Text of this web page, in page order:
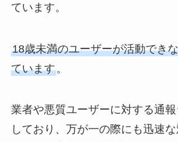
ています。
18歳未満のユーザーが活動でき
ています。
業者や悪質ユーザーに対する通
しており、万が一の際にも迅速